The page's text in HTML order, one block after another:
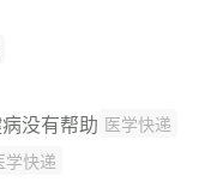
没有帮助 医学快递
学快递